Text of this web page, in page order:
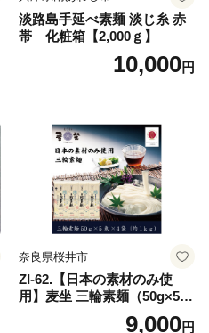
淡路島手延べ素麺 淡じ糸 赤
帯 化粧箱【2,000ｇ】
10,000円
奈良県桜井市
ZI-62.【日本の素材のみ使
用】麦坐 三輪素麺（50g×5束
9,000円